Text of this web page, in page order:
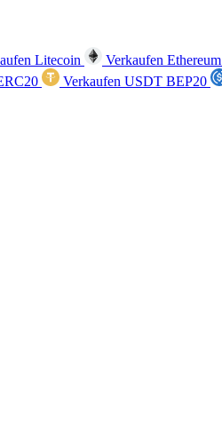
Litecoin Verkaufen Ethereum
Verkaufen USDT BEP20